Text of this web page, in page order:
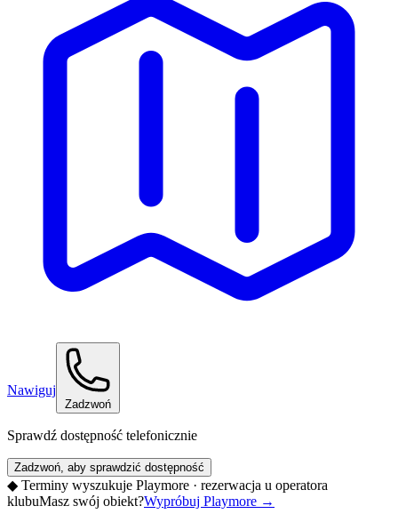
Nawiguj
Zadzwoń
Sprawdź dostępność telefonicznie
Zadzwoń, aby sprawdzić dostępność
◆ Terminy wyszukuje Playmore · rezerwacja u operatora
klubuMasz swój obiekt?Wypróbuj Playmore →